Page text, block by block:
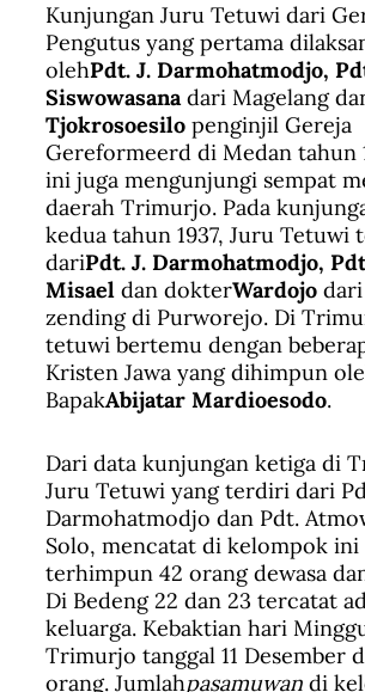
Kunjungan Juru Tetuwi dari
Pengutus yang pertama
olehPdt. J. Darmohatmodjo,
Siswowasanadari Magelang
Tjokrosoesilo penginjil Gereja
Gereformeerd di Medan tahun
ini juga mengunjungi sempat
daerah Trimurjo. Pada
kedua tahun 1937, Juru Tetuwi
dariPdt. J. Darmohatmodjo,
Misael dan dokterWardojo
zending di Purworejo. Di
tetuwi bertemu dengan
Kristen Jawa yang dihimpun
BapakAbijatar Mardioesodo.
Dari data kunjungan ketiga di
Juru Tetuwi yang terdiri dari
Darmohatmodjo dan Pdt.
Solo, mencatat di kelompok ini
terhimpun 42 orang dewasa
Di Bedeng 22 dan 23 tercatat
keluarga. Kebaktian hari
Trimurjo tanggal 11 Desember
orang. Jumlahpasamuwan di